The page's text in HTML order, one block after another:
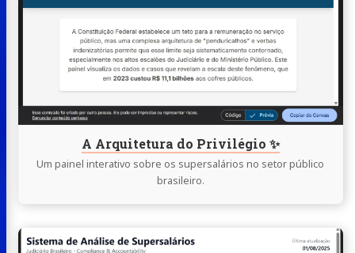
A Arquitetura do Privilégio ✨
Um painel interativo sobre os supersalários no setor público
brasileiro.
Arquitetura
Privilégio
Continue